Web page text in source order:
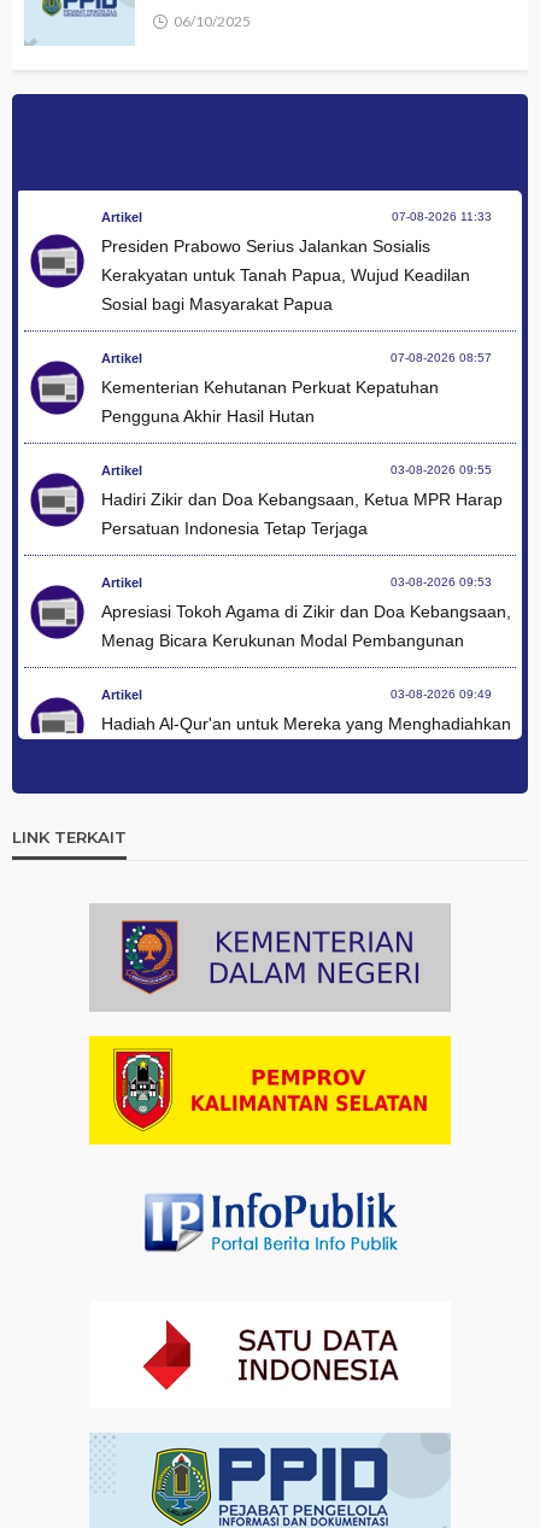
06/10/2025
Artikel 07-08-2026 11:33
Presiden Prabowo Serius Jalankan Sosialis
Kerakyatan untuk Tanah Papua, Wujud Keadilan
Sosial bagi Masyarakat Papua
Artikel 07-08-2026 08:57
Kementerian Kehutanan Perkuat Kepatuhan
Pengguna Akhir Hasil Hutan
Artikel 03-08-2026 09:55
Hadiri Zikir dan Doa Kebangsaan, Ketua MPR Harap
Persatuan Indonesia Tetap Terjaga
Artikel 03-08-2026 09:53
Apresiasi Tokoh Agama di Zikir dan Doa Kebangsaan,
Menag Bicara Kerukunan Modal Pembangunan
Artikel 03-08-2026 09:49
Hadiah Al-Qur'an untuk Mereka yang Menghadiahkan
Ini Teks Lengkap Doa Kebangsaan Umat Kristen
Protestan di Monas
Artikel
Paduan Suara yang Menyatukan Harapan untuk
Indonesia
Dalam Zikir dan Doa Kebangsaan, Tio Menemukan
Makna Keberagaman
Artikel 01-08-2026 18:00
Kebangsaan di Monas
31-07-2026 16:04
Pandang terhadap Penyandang Disabilitas
LINK TERKAIT